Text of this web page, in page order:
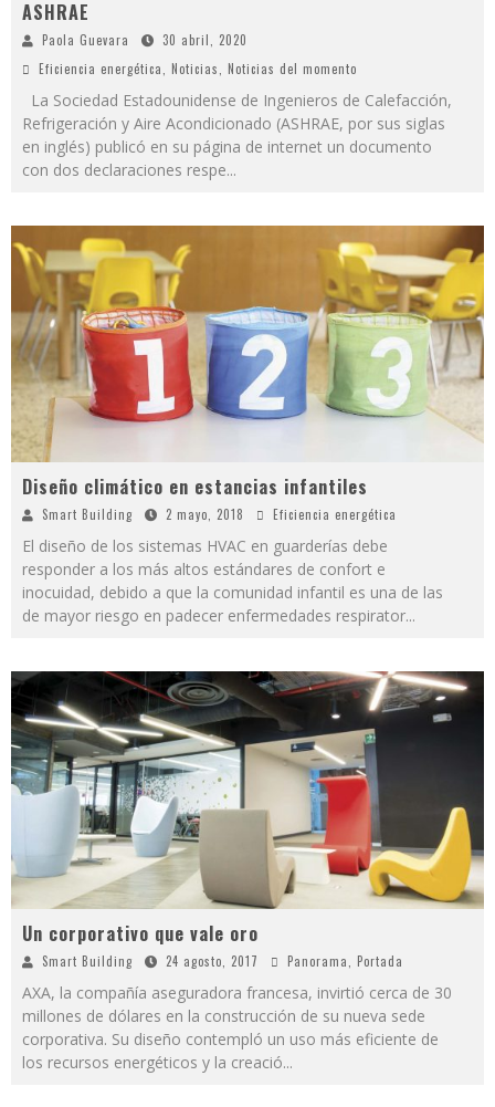
ASHRAE
Paola Guevara
30 abril, 2020
Eficiencia energética
Noticias Noticias del momento
La Sociedad Estadounidense de Ingenieros de Calefacción,
Refrigeración y Aire Acondicionado (ASHRAE, por sus siglas
en inglés) publicó en su página de internet un documento
con dos declaraciones respe...
Diseño climático en estancias infantiles
Smart Building 2 mayo, 2018 Eficiencia energética
El diseño de los sistemas HVAC en guarderías debe
responder a los más altos estándares de confort e
inocuidad, debido a que la comunidad infantil es una de las
de mayor riesgo en padecer enfermedades respirator...
Un corporativo que vale oro
Smart Building 24 agosto, 2017 Panorama Portada
AXA, la compañía aseguradora francesa, invirtió cerca de 30
millones de dólares en la construcción de su nueva sede
corporativa. Su diseño contempló un uso más eficiente de
los recursos energéticos y la creació...